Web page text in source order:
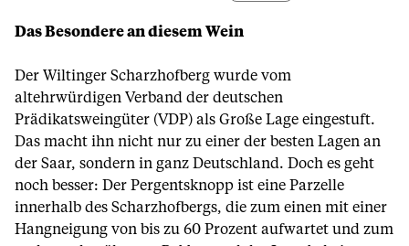
Das Besondere an diesem Wein
Der Wiltinger Scharzhofberg wurde vom
altehrwürdigen Verband der deutschen
Prädikatsweingüter (VDP) als Große Lage eingestuft.
Das macht ihn nicht nur zu einer der besten Lagen an
der Saar, sondern in ganz Deutschland. Doch es geht
noch besser: Der Pergentsknopp ist eine Parzelle
innerhalb des Scharzhofbergs, die zum einen mit einer
Hangneigung von bis zu 60 Prozent aufwartet und zum